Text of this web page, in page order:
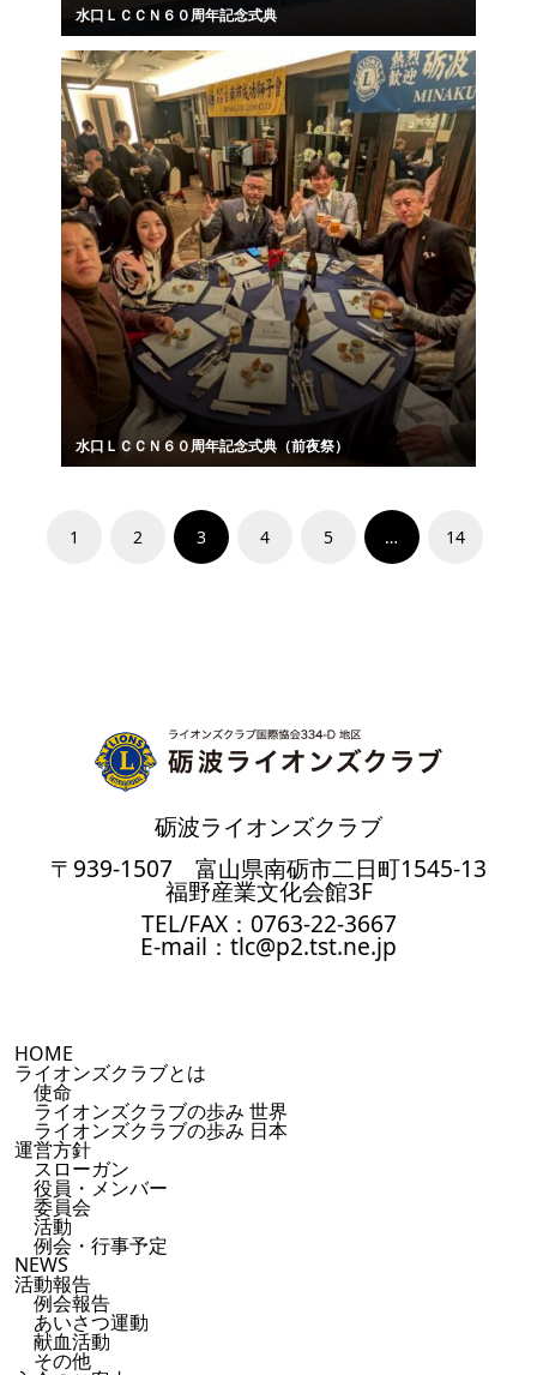
水口ＬＣＣＮ６０周年記念式典
水口ＬＣＣＮ６０周年記念式典（前夜祭）
1 2 3 4 5 … 14
砺波ライオンズクラブ
〒939-1507 富山県南砺市二日町1545-13
福野産業文化会館3F
TEL/FAX：0763-22-3667
E-mail：tlc@p2.tst.ne.jp
HOME
ライオンズクラブとは
使命
ライオンズクラブの歩み 世界
ライオンズクラブの歩み 日本
運営方針
スローガン
役員・メンバー
委員会
活動
例会・行事予定
NEWS
活動報告
例会報告
あいさつ運動
献血活動
その他